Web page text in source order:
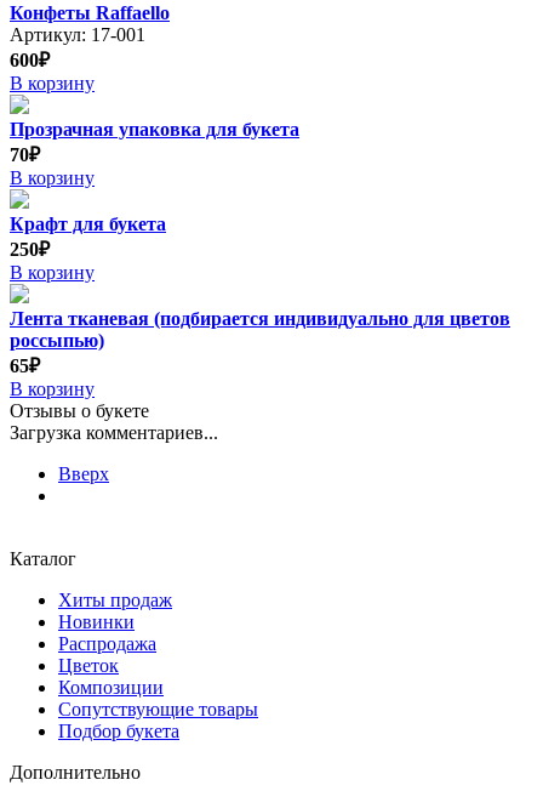
Конфеты Raffaello
Артикул: 17-001
600₽
В корзину
Прозрачная упаковка для букета
70₽
В корзину
Крафт для букета
250₽
В корзину
Лента тканевая (подбирается индивидуально для цветов
россыпью)
65₽
В корзину
Отзывы о букете
Загрузка комментариев...
Вверх
Каталог
Хиты продаж
Новинки
Распродажа
Цветок
Композиции
Сопутствующие товары
Подбор букета
Дополнительно